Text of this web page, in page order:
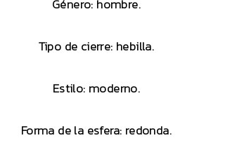
Género: hombre.
Tipo de cierre: hebilla.
Estilo: moderno.
Forma de la esfera: redonda.